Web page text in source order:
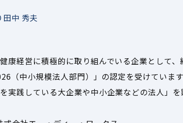
田中 秀夫
康経営に積極的に取り組んでいる企業として
（中小規模法人部門）」の認定を受けています
践している大企業や中小企業などの法人」